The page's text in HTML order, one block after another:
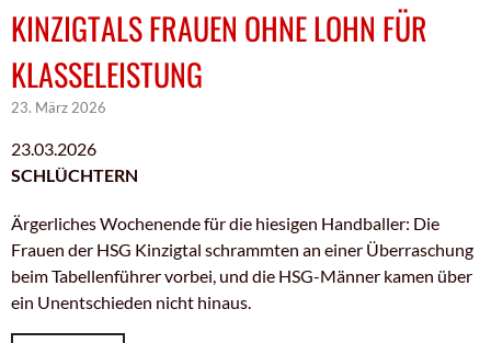
KINZIGTALS FRAUEN OHNE LOHN FÜR
KLASSELEISTUNG
23. März 2026
23.03.2026
SCHLÜCHTERN
Ärgerliches Wochenende für die hiesigen Handballer: Die
Frauen der HSG Kinzigtal schrammten an einer Überraschung
beim Tabellenführer vorbei, und die HSG-Männer kamen über
ein Unentschieden nicht hinaus.